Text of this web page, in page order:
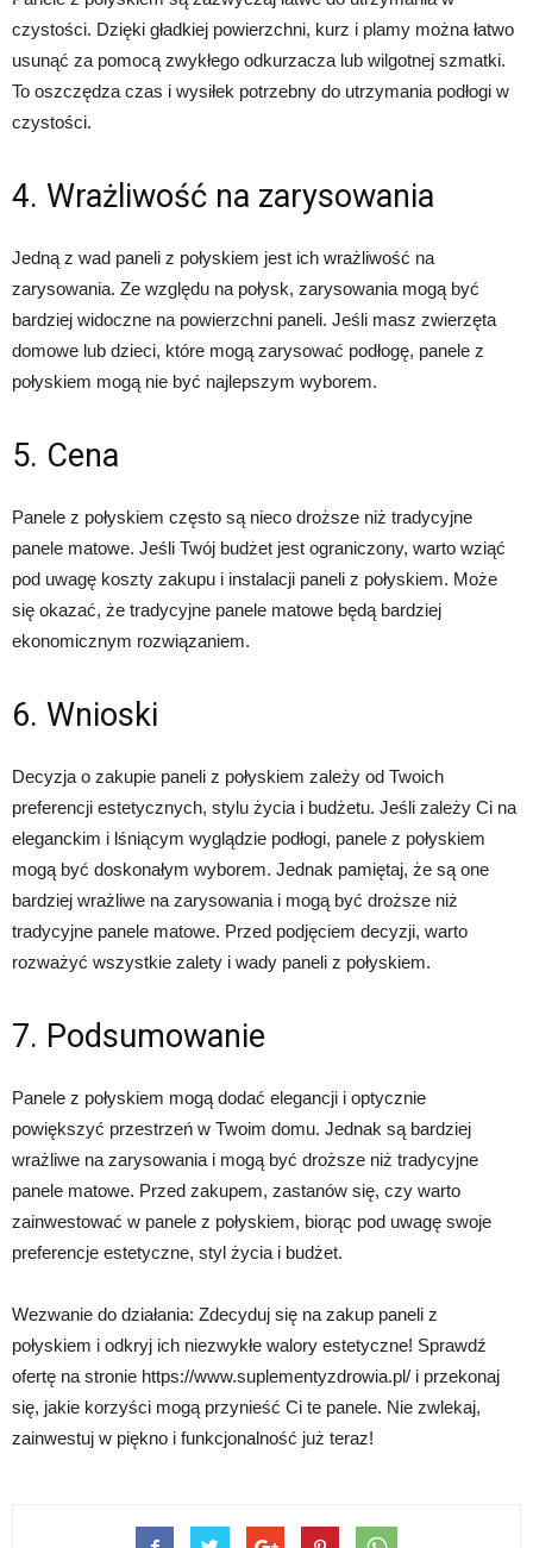
czystości. Dzięki gładkiej powierzchni, kurz i plamy można łatwo
usunąć za pomocą zwykłego odkurzacza lub wilgotnej szmatki.
To oszczędza czas i wysiłek potrzebny do utrzymania podłogi w
czystości.
4. Wrażliwość na zarysowania
Jedną z wad paneli z połyskiem jest ich wrażliwość na
zarysowania. Ze względu na połysk, zarysowania mogą być
bardziej widoczne na powierzchni paneli. Jeśli masz zwierzęta
domowe lub dzieci, które mogą zarysować podłogę, panele z
połyskiem mogą nie być najlepszym wyborem.
5. Cena
Panele z połyskiem często są nieco droższe niż tradycyjne
panele matowe. Jeśli Twój budżet jest ograniczony, warto wziąć
pod uwagę koszty zakupu i instalacji paneli z połyskiem. Może
się okazać, że tradycyjne panele matowe będą bardziej
ekonomicznym rozwiązaniem.
6. Wnioski
Decyzja o zakupie paneli z połyskiem zależy od Twoich
preferencji estetycznych, stylu życia i budżetu. Jeśli zależy Ci na
eleganckim i lśniącym wyglądzie podłogi, panele z połyskiem
mogą być doskonałym wyborem. Jednak pamiętaj, że są one
bardziej wrażliwe na zarysowania i mogą być droższe niż
tradycyjne panele matowe. Przed podjęciem decyzji, warto
rozważyć wszystkie zalety i wady paneli z połyskiem.
7. Podsumowanie
Panele z połyskiem mogą dodać elegancji i optycznie
powiększyć przestrzeń w Twoim domu. Jednak są bardziej
wrażliwe na zarysowania i mogą być droższe niż tradycyjne
panele matowe. Przed zakupem, zastanów się, czy warto
zainwestować w panele z połyskiem, biorąc pod uwagę swoje
preferencje estetyczne, styl życia i budżet.
Wezwanie do działania: Zdecyduj się na zakup paneli z
połyskiem i odkryj ich niezwykłe walory estetyczne! Sprawdź
ofertę na stronie https://www.suplementyzdrowia.pl/ i przekonaj
się, jakie korzyści mogą przynieść Ci te panele. Nie zwlekaj,
zainwestuj w piękno i funkcjonalność już teraz!